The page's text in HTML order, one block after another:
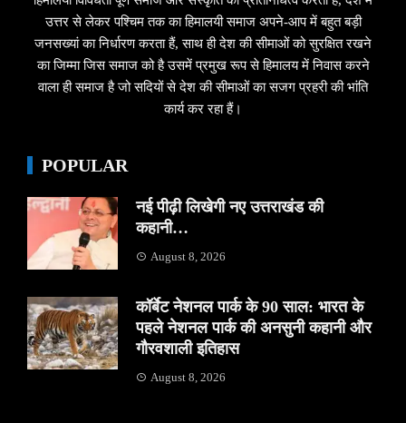
उत्तर से लेकर पश्चिम तक का हिमालयी समाज अपने-आप में बहुत बड़ी
जनसख्यां का निर्धारण करता हैं, साथ ही देश की सीमाओं को सुरक्षित रखने
का जिम्मा जिस समाज को है उसमें प्रमुख रूप से हिमालय में निवास करने
वाला ही समाज है जो सदियों से देश की सीमाओं का सजग प्रहरी की भांति
कार्य कर रहा हैं।
POPULAR
नई पीढ़ी लिखेगी नए उत्तराखंड की
कहानी…
August 8, 2026
कॉर्बेट नेशनल पार्क के 90 साल: भारत के
पहले नेशनल पार्क की अनसुनी कहानी और
गौरवशाली इतिहास
August 8, 2026